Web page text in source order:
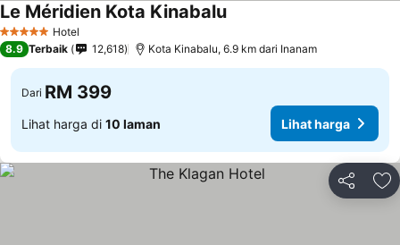
5 Bintang Hotel
Le Méridien Kota KinabaluLihat harga
8.9 Terbaik 12,618 Kota Kinabalu, 6.9 km dari Inanam
Dari RM 399
Lihat harga di 10 laman Lihat harga
Kongsi